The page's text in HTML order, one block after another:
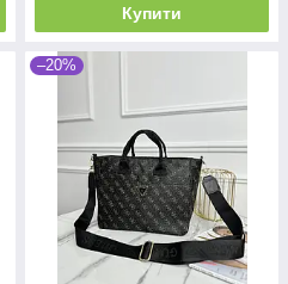
Купити
–20%